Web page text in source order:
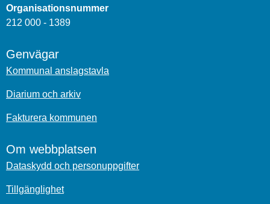
Organisationsnummer
212 000 - 1389
Genvägar
Kommunal anslagstavla
Diarium och arkiv
Fakturera kommunen
Om webbplatsen
Dataskydd och personuppgifter
Tillgänglighet